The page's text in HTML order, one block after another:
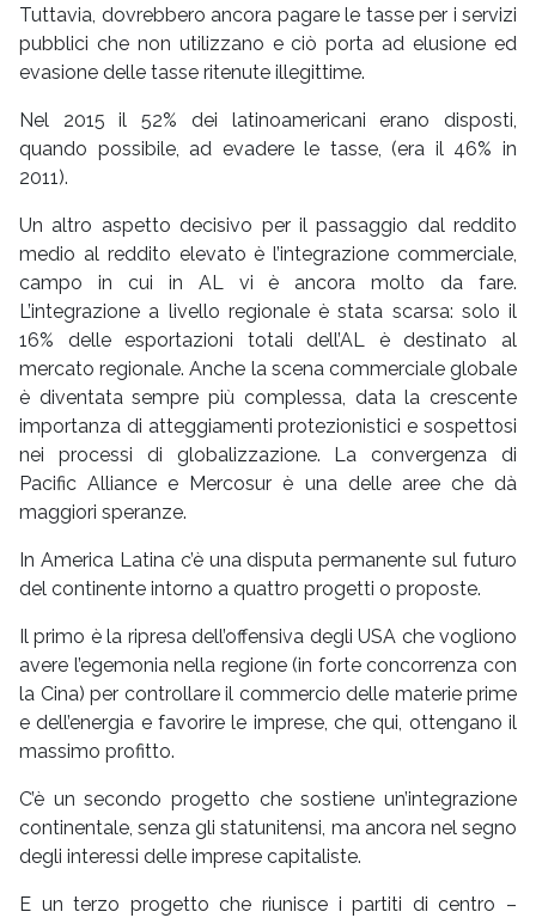
Tuttavia, dovrebbero ancora pagare le tasse per i servizi
pubblici che non utilizzano e ciò porta ad elusione ed
evasione delle tasse ritenute illegittime.
Nel 2015 il 52% dei latinoamericani erano disposti,
quando possibile, ad evadere le tasse, (era il 46% in
2011).
Un altro aspetto decisivo per il passaggio dal reddito
medio al reddito elevato è l’integrazione commerciale,
campo in cui in AL vi è ancora molto da fare.
L’integrazione a livello regionale è stata scarsa: solo il
16% delle esportazioni totali dell’AL è destinato al
mercato regionale. Anche la scena commerciale globale
è diventata sempre più complessa, data la crescente
importanza di atteggiamenti protezionistici e sospettosi
nei processi di globalizzazione. La convergenza di
Pacific Alliance e Mercosur è una delle aree che dà
maggiori speranze.
In America Latina c’è una disputa permanente sul futuro
del continente intorno a quattro progetti o proposte.
Il primo è la ripresa dell’offensiva degli USA che vogliono
avere l’egemonia nella regione (in forte concorrenza con
la Cina) per controllare il commercio delle materie prime
e dell’energia e favorire le imprese, che qui, ottengano il
massimo profitto.
C’è un secondo progetto che sostiene un’integrazione
continentale, senza gli statunitensi, ma ancora nel segno
degli interessi delle imprese capitaliste.
E un terzo progetto che riunisce i partiti di centro –